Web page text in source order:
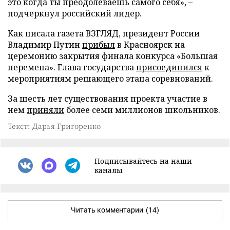
подчеркнул российский лидер.
Как писала газета ВЗГЛЯД, президент России
Владимир Путин прибылв Красноярск на
церемонию закрытия финала конкурса «Большая
перемена». Глава государстваприсоединилсяк
мероприятиям решающего этапа соревнований.
За шесть лет существования проекта участие в
немприняли более семи миллионов школьников.
Текст: Дарья Григоренко
Подписывайтесь на наши
каналы
Читать комментарии (14)